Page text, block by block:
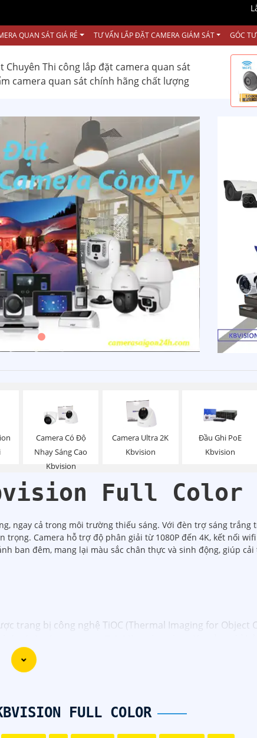
QUAN SÁT GIÁ RẺ TƯ VẤN LẮP ĐẶT CAMERA GIÁM SÁT GÓC
Chuyên Thi công lắp đặt camera quan sát
camera quan sát chính hãng chất lượng
Camera Có Độ
Nhạy Sáng Cao
Kbvision
Camera Ultra 2K
Kbvision
Đầu Ghi PoE
Kbvision
Full Color
ngay cả trong môi trường thiếu sáng. Với đèn trợ sáng trắng
Camera hỗ trợ độ phân giải từ 1080P đến 4K, kết nối
ban đêm, mang lại màu sắc chân thực và sinh động, giúp
trang bị công nghệ TiOC (Thermal Imaging for Object
vật thể khác, giúp hạn chế tối đa việc báo động giả và
yên tâm theo dõi và giám sát mọi hoạt động xung
FULL COLOR